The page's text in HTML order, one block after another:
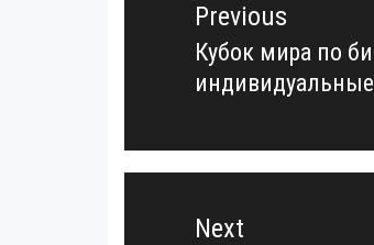
записямPrevious
Previous
post:
Кубок мира по
Next